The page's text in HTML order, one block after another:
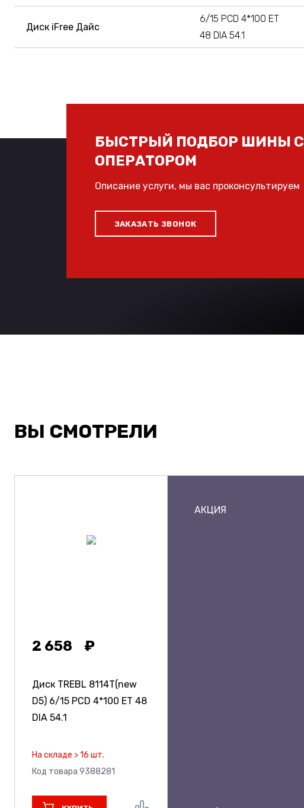
Диск iFree Дайс
6/15 PCD 4*100 ET
48 DIA 54.1
БЫСТРЫЙ ПОДБОР ШИНЫ С
ОПЕРАТОРОМ
Описание услуги, мы вас проконсультируем
ЗАКАЗАТЬ ЗВОНОК
ВЫ СМОТРЕЛИ
2 658
Диск TREBL 8114T(new
D5) 6/15 PCD 4*100 ET 48
DIA 54.1
На складе > 16 шт.
Код товара 9388281
АКЦИЯ